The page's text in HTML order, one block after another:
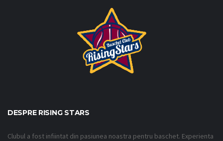
DESPRE RISING STARS
Clubul a fost infiintat din pasiunea noastra pentru baschet. Experienta